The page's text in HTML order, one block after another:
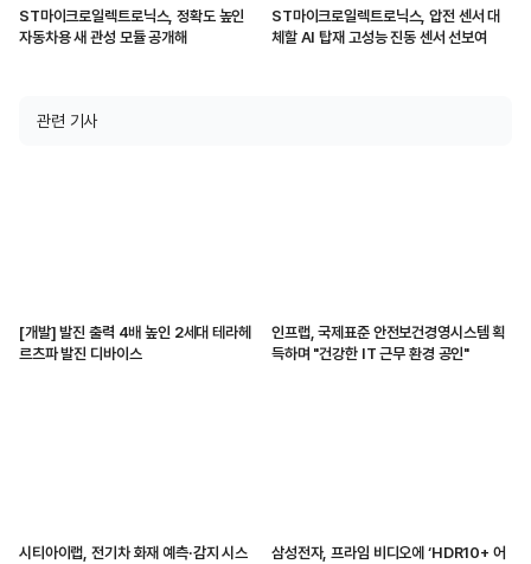
ST마이크로일렉트로닉스, 정확도 높인
자동차용 새 관성 모듈 공개해
ST마이크로일렉트로닉스, 압전 센서 대
체할 AI 탑재 고성능 진동 센서 선보여
관련 기사
[개발] 발진 출력 4배 높인 2세대 테라헤
르츠파 발진 디바이스
인프랩, 국제표준 안전보건경영시스템 획
득하며 "건강한 IT 근무 환경 공인"
시티아이랩, 전기차 화재 예측·감지 시스
삼성전자, 프라임 비디오에 ‘HDR10+ 어